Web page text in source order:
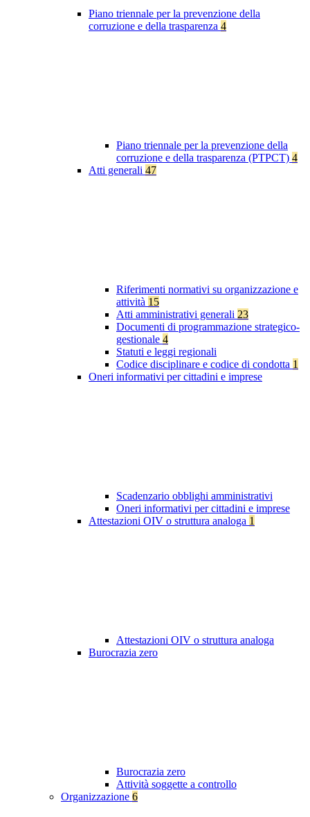
Piano triennale per la prevenzione della
corruzione e della trasparenza 4
Piano triennale per la prevenzione della
corruzione e della trasparenza (PTPCT) 4
Atti generali 47
Riferimenti normativi su organizzazione e
attività 15
Atti amministrativi generali 23
Documenti di programmazione strategico-
gestionale 4
Statuti e leggi regionali
Codice disciplinare e codice di condotta 1
Oneri informativi per cittadini e imprese
Scadenzario obblighi amministrativi
Oneri informativi per cittadini e imprese
Attestazioni OIV o struttura analoga 1
Attestazioni OIV o struttura analoga
Burocrazia zero
Burocrazia zero
Attività soggette a controllo
Organizzazione 6